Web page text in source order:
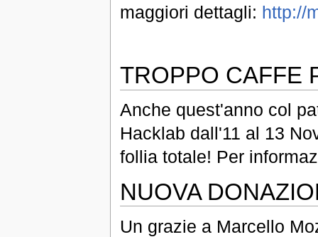
maggiori dettagli: http://
TROPPO CAFFE
Anche quest'anno col
Hacklab dall'11 al 13
follia totale! Per
NUOVA
Un grazie a Marcello